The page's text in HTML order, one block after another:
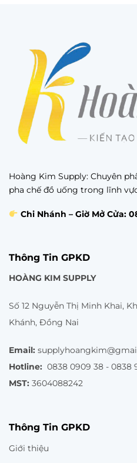
SẢN PHẨM KHÁC
8 Sản Phẩm
KEM PHA CHẾ
0 Sản Phẩm
Hoàng Kim Supply: Chuyên
pha chế đồ uống trong lĩnh
Chi Nhánh – Giờ Mở Cửa:
Thông Tin GPKD
HOÀNG KIM SUPPLY
Số 12 Nguyễn Thị Minh Khai,
Khánh, Đồng Nai
Email:
Hotline: 0838 0909 38 - 0838
MST: 3604088242
Thông Tin GPKD
Giới thiệu